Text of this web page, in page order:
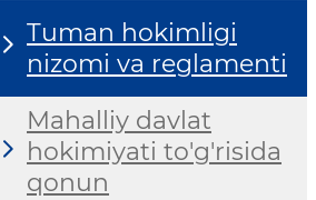
Tuman hokimligi
nizomi va reglamenti
Mahalliy davlat
hokimiyati to'g'risida
qonun